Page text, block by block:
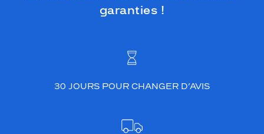
garanties !
30 JOURS POUR CHANGER D’AVIS